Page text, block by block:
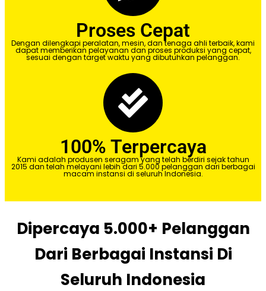
Proses Cepat
Dengan dilengkapi peralatan, mesin, dan tenaga ahli terbaik, kami
dapat memberikan pelayanan dan proses produksi yang cepat,
sesuai dengan target waktu yang dibutuhkan pelanggan.
100% Terpercaya
Kami adalah produsen seragam yang telah berdiri sejak tahun
2015 dan telah melayani lebih dari 5.000 pelanggan dari berbagai
macam instansi di seluruh Indonesia.
Dipercaya 5.000+ Pelanggan
Dari Berbagai Instansi Di
Seluruh Indonesia